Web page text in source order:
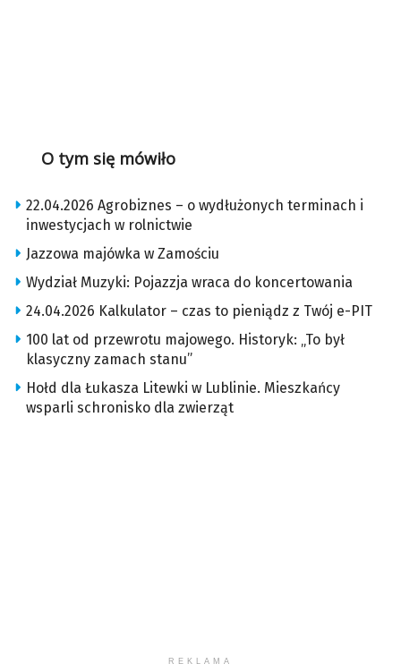
O tym się mówiło
22.04.2026 Agrobiznes – o wydłużonych terminach i
inwestycjach w rolnictwie
Jazzowa majówka w Zamościu
Wydział Muzyki: Pojazzja wraca do koncertowania
24.04.2026 Kalkulator – czas to pieniądz z Twój e-PIT
100 lat od przewrotu majowego. Historyk: „To był
klasyczny zamach stanu”
Hołd dla Łukasza Litewki w Lublinie. Mieszkańcy
wsparli schronisko dla zwierząt
REKLAMA